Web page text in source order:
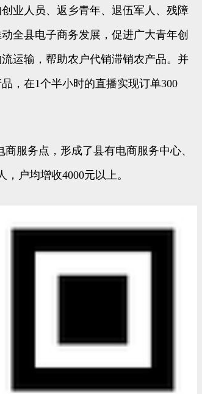
业人员、返乡青年、退伍军人、残障
全县电子商务发展，促进广大青年创
运输，帮助农户代销滞销农产品。并
，在1个半小时的直播实现订单300
服务点，形成了县有电商服务中心、
户均增收4000元以上。